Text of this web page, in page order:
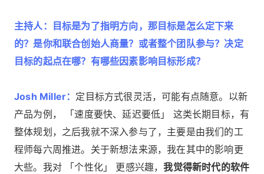
主持人：目标是为了指明方向，那目标是怎么定下来
的？是你和联合创始人商量？或者整个团队参与？决定
目标的起点在哪？有哪些因素影响目标形成？
Josh Miller： 定目标方式很灵活，可能有点随意。以新
产品为例， 「速度要快、延迟要低」 这类长期目标，有
整体规划，之后我就不深入参与了，主要是由我们的工
程师每六周推进。关于新想法来源，我在其中的影响更
大些。我对 「个性化」 更感兴趣，我觉得新时代的软件